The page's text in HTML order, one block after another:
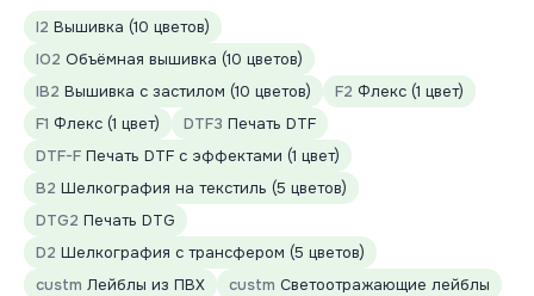
I2 Вышивка (10 цветов)
IO2 Объёмная вышивка (10 цветов)
IB2 Вышивка с застилом (10 цветов) F2 Флекс (1 цвет)
F1 Флекс (1 цвет) DTF3 Печать DTF
DTF-F Печать DTF с эффектами (1 цвет)
B2 Шелкография на текстиль (5 цветов)
DTG2 Печать DTG
D2 Шелкография с трансфером (5 цветов)
custm Лейблы из ПВХ custm Светоотражающие лейблы